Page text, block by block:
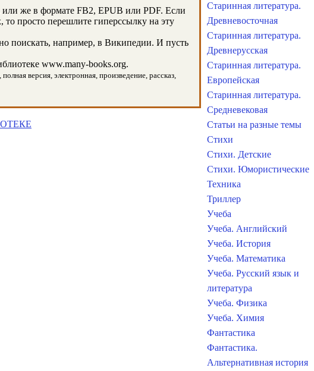
же в формате FB2, EPUB или PDF. Если
то просто перешлите гиперссылку на эту
поискать, например, в Википедии. И пусть
www.many-books.org.
версия, электронная, произведение, рассказ,
Старинная литература.
Древневосточная
Старинная литература.
Древнерусская
Старинная литература.
Европейская
Старинная литература.
Средневековая
Статьи на разные темы
Стихи
Стихи. Детские
Стихи. Юмористические
Техника
Триллер
Учеба
Учеба. Английский
Учеба. История
Учеба. Математика
Учеба. Русский язык и
литература
Учеба. Физика
Учеба. Химия
Фантастика
Фантастика.
Альтернативная история